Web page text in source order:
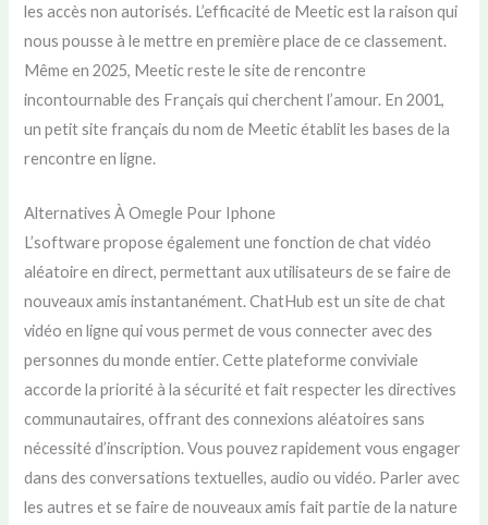
les accès non autorisés. L’efficacité de Meetic est la raison qui
nous pousse à le mettre en première place de ce classement.
Même en 2025, Meetic reste le site de rencontre
incontournable des Français qui cherchent l’amour. En 2001,
un petit site français du nom de Meetic établit les bases de la
rencontre en ligne.
Alternatives À Omegle Pour Iphone
L’software propose également une fonction de chat vidéo
aléatoire en direct, permettant aux utilisateurs de se faire de
nouveaux amis instantanément. ChatHub est un site de chat
vidéo en ligne qui vous permet de vous connecter avec des
personnes du monde entier. Cette plateforme conviviale
accorde la priorité à la sécurité et fait respecter les directives
communautaires, offrant des connexions aléatoires sans
nécessité d’inscription. Vous pouvez rapidement vous engager
dans des conversations textuelles, audio ou vidéo. Parler avec
les autres et se faire de nouveaux amis fait partie de la nature